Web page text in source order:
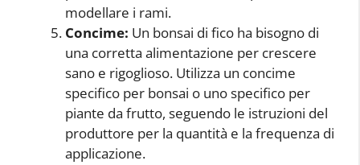
modellare i rami.
Concime: Un bonsai di fico ha bisogno di
una corretta alimentazione per crescere
sano e rigoglioso. Utilizza un concime
specifico per bonsai o uno specifico per
piante da frutto, seguendo le istruzioni del
produttore per la quantità e la frequenza di
applicazione.